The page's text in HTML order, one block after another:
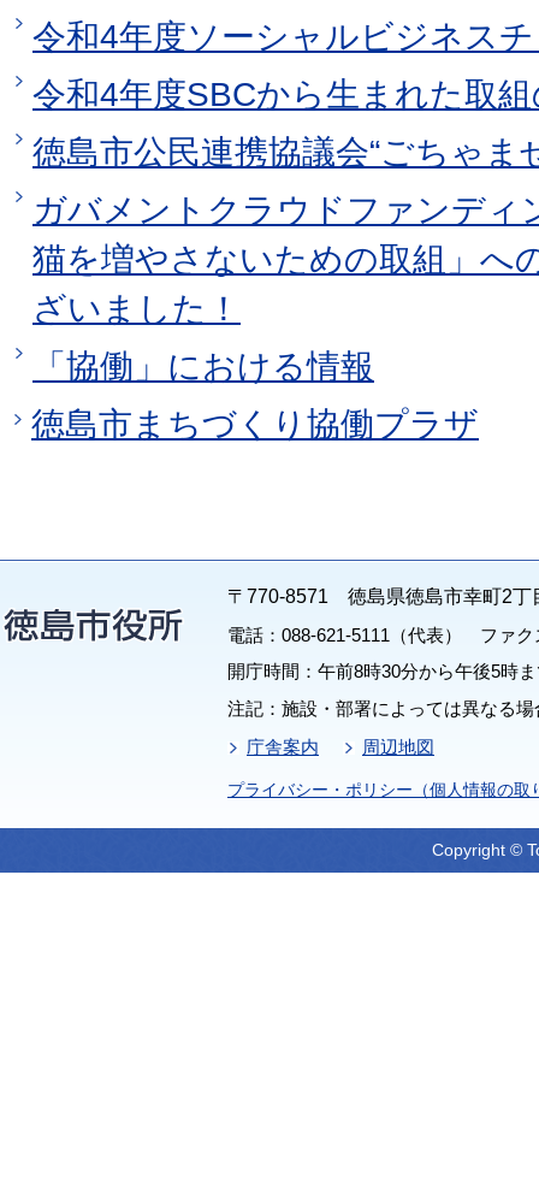
令和4年度ソーシャルビジネス
令和4年度SBCから生まれた取
徳島市公民連携協議会“ごちゃま
ガバメントクラウドファンディ
猫を増やさないための取組」へ
ざいました！
「協働」における情報
徳島市まちづくり協働プラザ
〒770-8571 徳島県徳島市幸町2丁
電話：088-621-5111（代表） ファク
開庁時間：午前8時30分から午後5時
注記：施設・部署によっては異なる
庁舎案内
周辺地図
プライバシー・ポリシー（個人情報の取
Copyright ©